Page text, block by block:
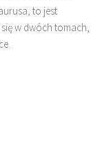
to jest
w dwóch tomach,